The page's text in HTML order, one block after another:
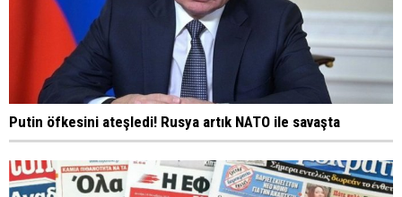
Putin öfkesini ateşledi! Rusya artık NATO ile savaşta